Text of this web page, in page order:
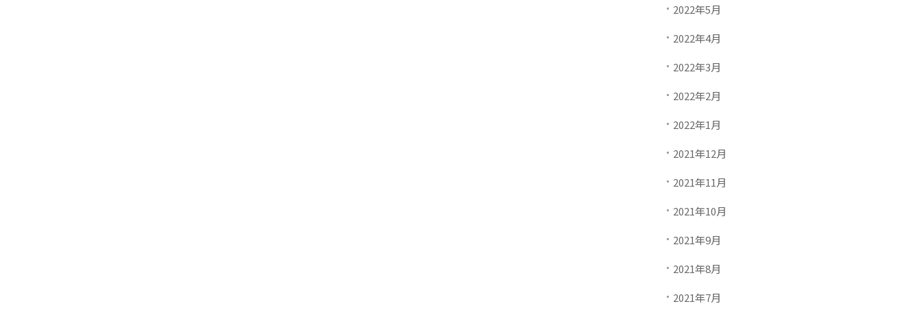
2022年5月
2022年4月
2022年3月
2022年2月
2022年1月
2021年12月
2021年11月
2021年10月
2021年9月
2021年8月
2021年7月